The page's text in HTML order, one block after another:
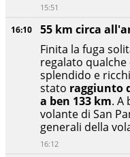
16:10
55 km circa
Finita la fuga
regalato
splendido e
stato raggiunto
a ben 133 km. A
volante di San
generali della
16:12
15:51